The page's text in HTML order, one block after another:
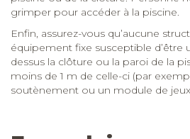
grimper pour accéder à la piscine.
Enfin, assurez-vous qu’aucune
équipement fixe susceptible d’être
dessus la clôture ou la paroi de la
moins de 1 m de celle-ci (par
soutènement ou un module de